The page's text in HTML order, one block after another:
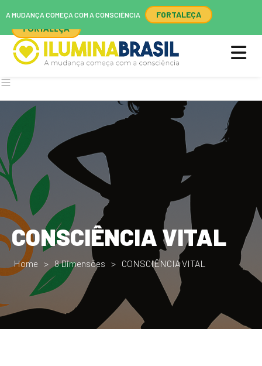
A MUDANÇA COMEÇA COM A CONSCIÊNCIA
FORTALEÇA
A MUDANÇA COMEÇA COM A CONSCIÊNCIA FORTALEÇA
CONSCIÊNCIA VITAL
Home > 8 Dimensões > CONSCIÊNCIA VITAL